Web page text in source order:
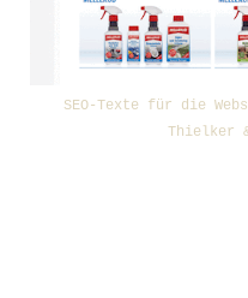
SEO-Texte für die
Thielker